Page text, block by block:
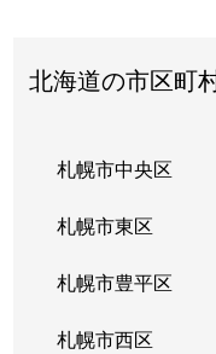
北海道の市区町
札幌市中央区
札幌市東区
札幌市豊平区
札幌市西区